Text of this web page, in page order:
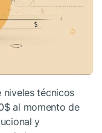
niveles técnicos
al momento de
y